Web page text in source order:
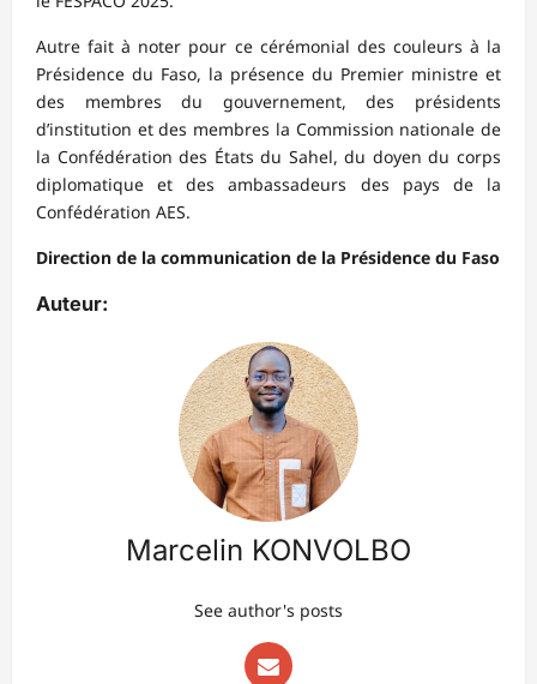
Autre fait à noter pour ce cérémonial des couleurs à la
Présidence du Faso, la présence du Premier ministre et
des membres du gouvernement, des présidents
d’institution et des membres la Commission nationale de
la Confédération des États du Sahel, du doyen du corps
diplomatique et des ambassadeurs des pays de la
Confédération AES.
Direction de la communication de la Présidence du Faso
Auteur:
Marcelin KONVOLBO
See author's posts